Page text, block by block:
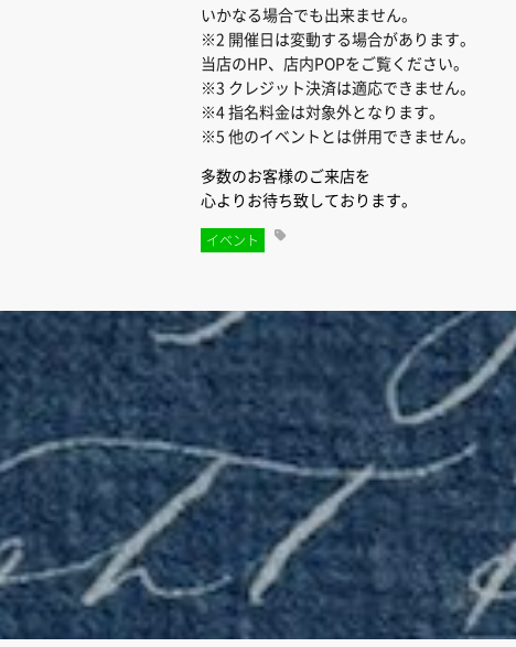
いかなる場合でも出来ません。
※2 開催日は変動する場合があります。
当店のHP、店内POPをご覧ください。
※3 クレジット決済は適応できません。
※4 指名料金は対象外となります。
※5 他のイベントとは併用できません。
多数のお客様のご来店を
心よりお待ち致しております。
イベント